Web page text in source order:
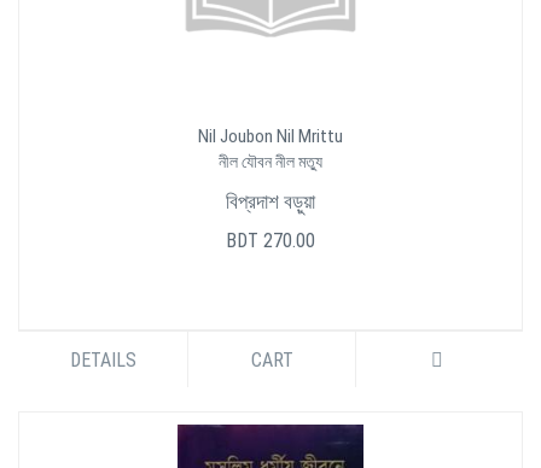
Nil Joubon Nil Mrittu
নীল যৌবন নীল মত্যু
বিপ্রদাশ বড়ুয়া
BDT 270.00
DETAILS CART